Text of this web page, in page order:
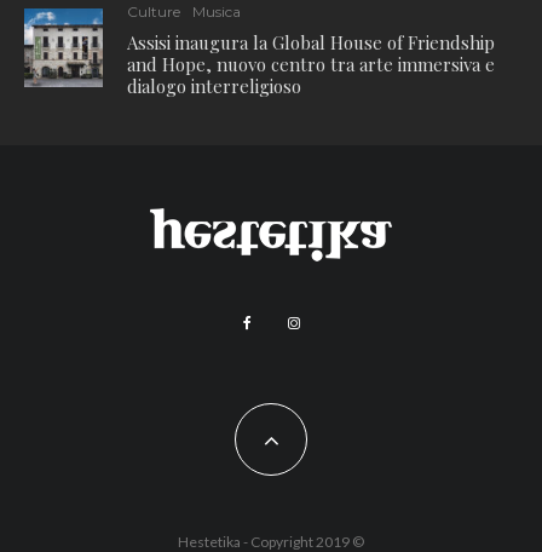
Culture Musica
Assisi inaugura la Global House of Friendship
and Hope, nuovo centro tra arte immersiva e
dialogo interreligioso
Hestetika - Copyright 2019 ©